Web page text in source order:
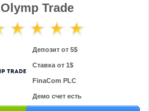
Olymp Trade
Депозит от 5$
Ставка от 1$
FinaCom PLC
Демо счет есть